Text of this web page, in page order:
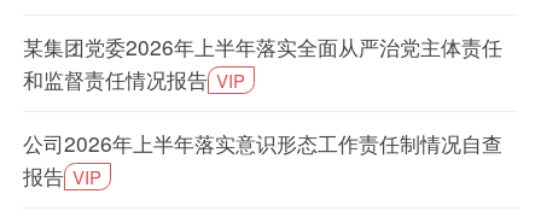
某集团党委2026年上半年落实全面从严治党主体责任
和监督责任情况报告 VIP
公司2026年上半年落实意识形态工作责任制情况自查
报告 VIP